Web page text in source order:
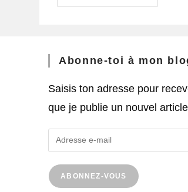
Abonne-toi à mon
Saisis ton adresse pour
que je publie un nouvel article
ABONNEZ-VOUS